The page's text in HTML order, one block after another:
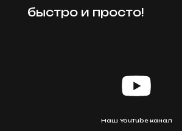
быстро и просто!
Наш YouTube канал